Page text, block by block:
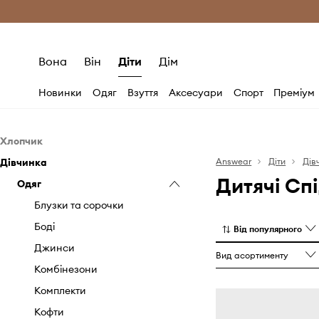
Безкоштовна доставка з ЄС (від 2800
Вона Він Діти Дім
Новинки Одяг Взуття Аксесуари Спорт Преміум
Хлопчик
Одяг
Боді
Джинси
Комплекти
Кофти
Куртки та пальта
Одяг для плавання
Піджаки та костюми
Взуття
Взуття для немовлят
Гумові чоботи
Еспадрилі
Зимове
Кеди
Кросівки лайфстайл
Аксесуари
Аксесуари для пляжу та
басейну
Гаджети та аксесуари
Гаманці
Годинники
Дівчинка
Одяг
Блузки та сорочки
Боді
Джинси
Комбінезони
Комплекти
Кофти
Answear Діти
Дитячі
Від популярного
Вид асортименту